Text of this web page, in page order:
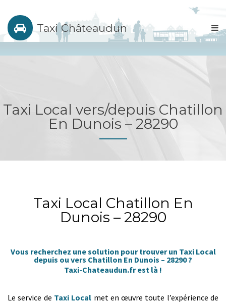
Taxi Châteaudun
Taxi Local vers/depuis Chatillon
En Dunois – 28290
Taxi Local Chatillon En
Dunois – 28290
Vous recherchez une solution pour trouver un Taxi Local
depuis ou vers Chatillon En Dunois – 28290 ?
Taxi-Chateaudun.fr est là !
Le service de Taxi Local met en œuvre toute l’expérience de